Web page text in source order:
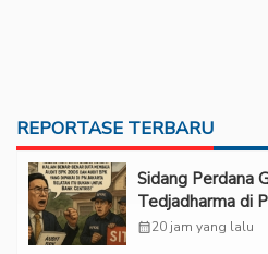
REPORTASE TERBARU
Sidang Perdana
Tedjadharma di
PUPN Mangkir
calendar_month20 jam yang lalu